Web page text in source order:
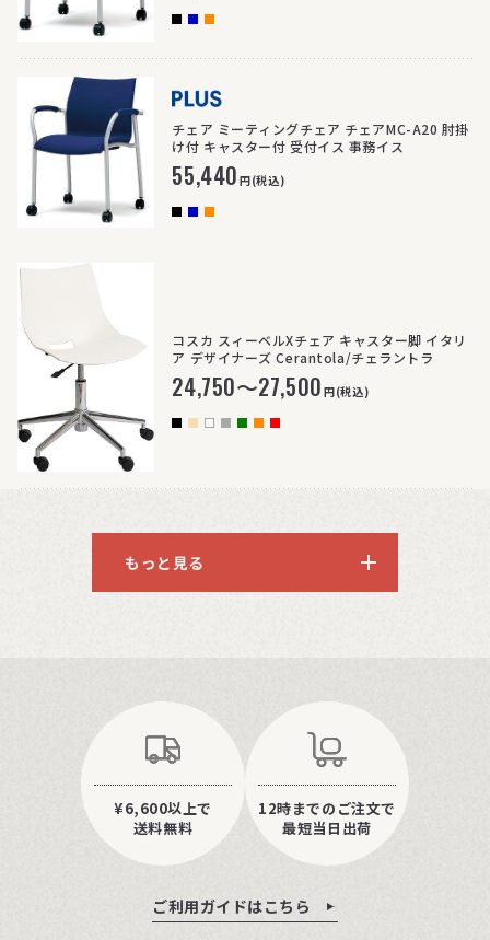
>
チェア ミーティングチェア チェアMC-A20 肘掛
け付 キャスター付 受付イス 事務イス
55,440円(税込)
コスカ スィーベルXチェア キャスター脚 イタリ
ア デザイナーズ Cerantola/チェラントラ
24,750～27,500円(税込)
もっと見る
¥6,600以上で
送料無料
12時までのご注文で
最短当日出荷
ご利用ガイドはこちら